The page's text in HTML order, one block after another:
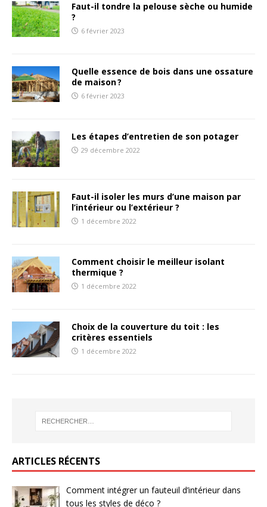
Faut-il tondre la pelouse sèche ou humide
?
6 février 2023
Quelle essence de bois dans une ossature
de maison ?
6 février 2023
Les étapes d’entretien de son potager
29 décembre 2022
Faut-il isoler les murs d’une maison par
l’intérieur ou l’extérieur ?
1 décembre 2022
Comment choisir le meilleur isolant
thermique ?
1 décembre 2022
Choix de la couverture du toit : les
critères essentiels
1 décembre 2022
ARTICLES RÉCENTS
Comment intégrer un fauteuil d’intérieur dans
tous les styles de déco ?